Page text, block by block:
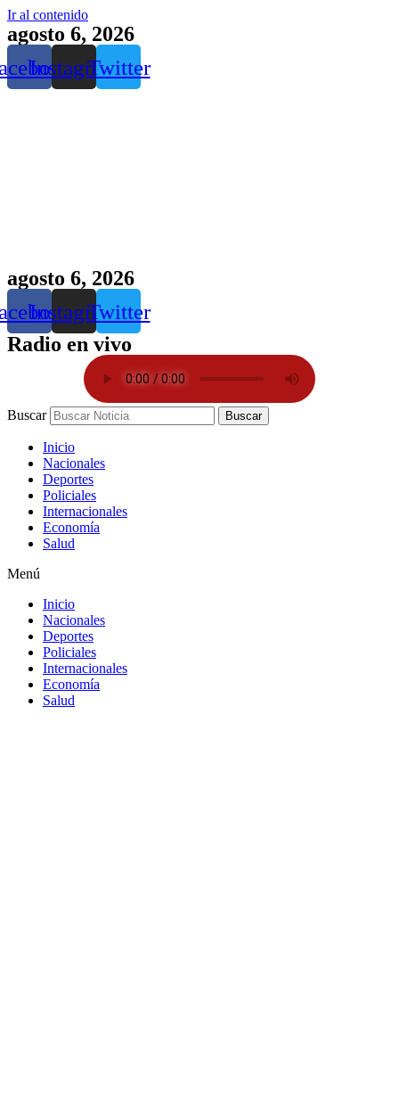
Ir al contenido
agosto 6, 2026
InstagramTwitter
agosto 6, 2026
InstagramTwitter
Radio en vivo
Buscar Buscar
Inicio
Nacionales
Deportes
Policiales
Internacionales
Economía
Salud
Menú
Inicio
Nacionales
Deportes
Policiales
Internacionales
Economía
Salud